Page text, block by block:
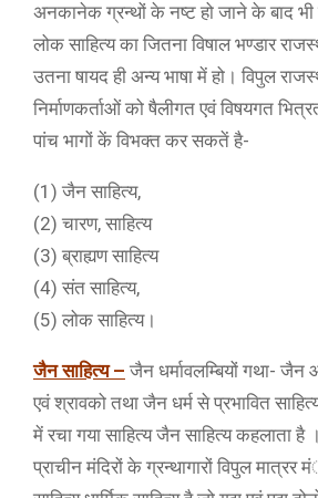
अनकानेक ग्रन्थों के नष्ट हो जाने के बाद भी
लोक साहित्य का जितना विषाल भण्डार
उतना षायद ही अन्य भाषा में हो। विपुल
निर्माणकर्ताओं को षैलीगत एवं विषयगत
पांच भागों कें विभक्त कर सकतें है-
(1) जैन साहित्य,
(2) चारण, साहित्य
(3) ब्राह्यण साहित्य
(4) संत साहित्य,
(5) लोक साहित्य।
जैन साहित्य – जैन धर्मावलम्बियों गथा- जैन
एवं श्रावको तथा जैन धर्म से प्रभावित
में रचा गया साहित्य जैन साहित्य कहलाता है
प्राचीन मंदिरों के ग्रन्थागारों विपुल